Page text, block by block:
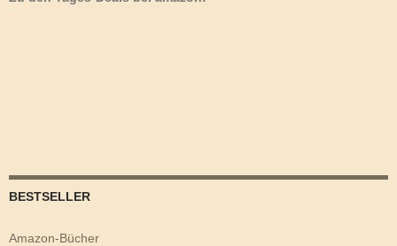
BESTSELLER
Amazon-Bücher